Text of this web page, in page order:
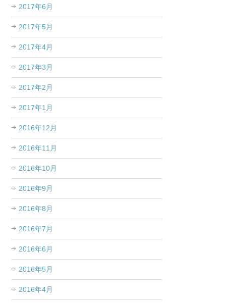
2017年6月
2017年5月
2017年4月
2017年3月
2017年2月
2017年1月
2016年12月
2016年11月
2016年10月
2016年9月
2016年8月
2016年7月
2016年6月
2016年5月
2016年4月